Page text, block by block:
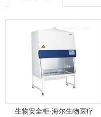
生物安全柜-海尔生物医疗